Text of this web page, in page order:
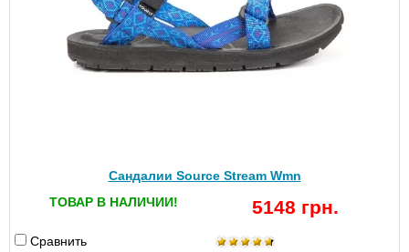
Сандалии Source Stream Wmn
ТОВАР В НАЛИЧИИ!
5148 грн.
Сравнить